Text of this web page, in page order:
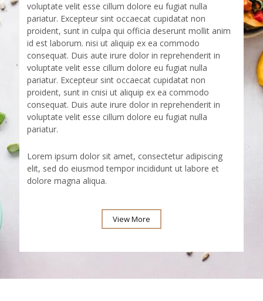
voluptate velit esse cillum dolore eu fugiat nulla
pariatur. Excepteur sint occaecat cupidatat non
proident, sunt in culpa qui officia deserunt mollit anim
id est laborum. nisi ut aliquip ex ea commodo
consequat. Duis aute irure dolor in reprehenderit in
voluptate velit esse cillum dolore eu fugiat nulla
pariatur. Excepteur sint occaecat cupidatat non
proident, sunt in cnisi ut aliquip ex ea commodo
consequat. Duis aute irure dolor in reprehenderit in
voluptate velit esse cillum dolore eu fugiat nulla
pariatur.
Lorem ipsum dolor sit amet, consectetur adipiscing
elit, sed do eiusmod tempor incididunt ut labore et
dolore magna aliqua.
View More